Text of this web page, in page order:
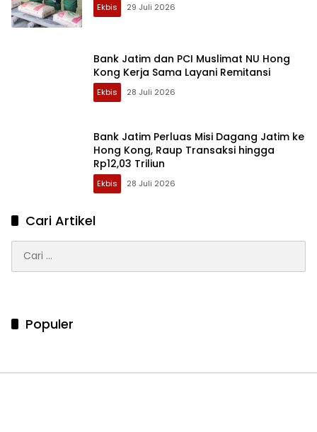
Ekbis 29 Juli 2026
Bank Jatim dan PCI Muslimat NU Hong
Kong Kerja Sama Layani Remitansi
Ekbis 28 Juli 2026
Bank Jatim Perluas Misi Dagang Jatim ke
Hong Kong, Raup Transaksi hingga
Rp12,03 Triliun
Ekbis 28 Juli 2026
Cari Artikel
untuk:
Populer